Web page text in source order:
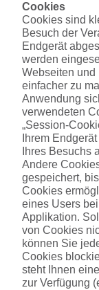
Cookies
Cookies sind
Besuch der
Endgerät
werden
Webseiten und
einfacher zu
Anwendung
verwendeten
„Session-
Ihrem
Ihres Besuchs
Andere
gespeichert,
Cookies
eines Users
Applikation.
von Cookies
können Sie
Cookies
steht Ihnen
zur Verfügung